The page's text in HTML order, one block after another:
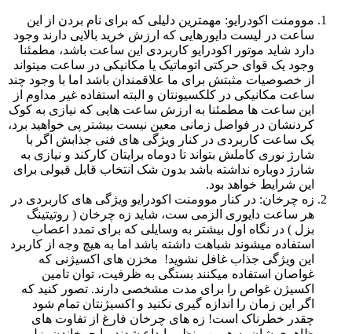
موومنت اکودرایو: مهمترین دلیلی که برای نام بردن از این
ساعت در لیست دایورهایی که ارزش خرید بالایی دارند وجود
دارد شاید موتور اکودرایو کاربردی این ساعت باشد، مطمئنا
وجود یک قوای حرکتی اتوماتیک یا مکانیکی در ساعت میتواند
از خصوصیات مثبتش برای ما علاقمندان باشد اما با وجود چند
ساعت مکانیکی در کلکسیونتان و البته استفاده غیر مداوم از
این ساعت ها مطمئنا به ارزش ساعت هایی که نیازی به کوک
کردنشان در فواصل زمانی معین نیست بیشتر پی خواهید برد،
یک ساعت کاربردی در کنار ویژگی های فنی جذابش اگر با
شارژ نوری کاملش بتواند تا دوماه برایتان کارکند و نیازی به
شارژ دوباره نداشته باشد بدون شک انتخاب قابل قبولی برای
این شرایط خواهد بود.
زه چرخان: در کنار موومنت اکودرایو ویژگی های کاربردی در
هر ساعت دایوری الزمی ست، شاید زه چرخان ( روتیتینگ
بزل ) در نگاه اول بیشتر به وسایلی که برای تمدد اعصاب
استفاده میشوند شباهت داشته باشد اما به هیچ وجه از کاربرد
این ویژگی جذاب غافل نشوید! مخزن های اکسیژنی که
غواصان استفاده میکنند بستگی به ظرفیت، توان تامین
اکسیژن غواص را برای مدت مشخصی دارند. تصور کنید که
اگر این زمان را اندازه گیری نکنید و اکسیژنتان تمام شود
چقدر خطرناک است! زه های چرخان فارغ از تفاوت های